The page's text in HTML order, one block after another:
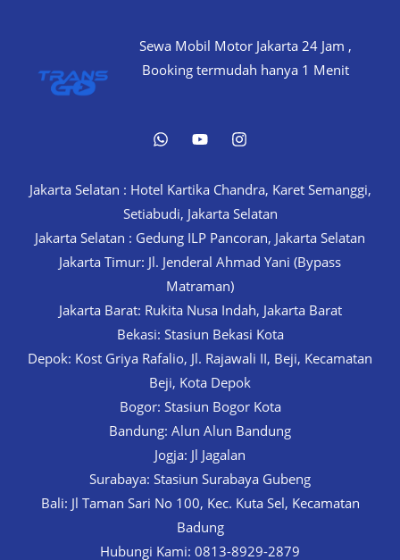
Sewa Mobil Motor Jakarta 24 Jam ,
Booking termudah hanya 1 Menit
Jakarta Selatan : Hotel Kartika Chandra, Karet Semanggi,
Setiabudi, Jakarta Selatan
Jakarta Selatan : Gedung ILP Pancoran, Jakarta Selatan
Jakarta Timur: Jl. Jenderal Ahmad Yani (Bypass
Matraman)
Jakarta Barat: Rukita Nusa Indah, Jakarta Barat
Bekasi: Stasiun Bekasi Kota
Depok: Kost Griya Rafalio, Jl. Rajawali II, Beji, Kecamatan
Beji, Kota Depok
Bogor: Stasiun Bogor Kota
Bandung: Alun Alun Bandung
Jogja: Jl Jagalan
Surabaya: Stasiun Surabaya Gubeng
Bali: Jl Taman Sari No 100, Kec. Kuta Sel, Kecamatan
Badung
Hubungi Kami: 0813-8929-2879